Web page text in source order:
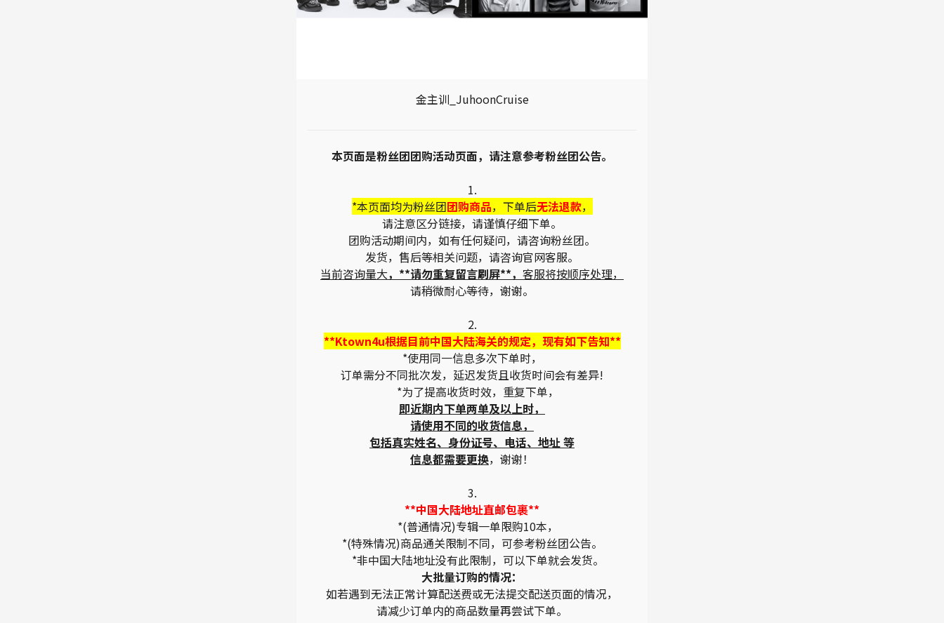
金主训_JuhoonCruise
本页面是粉丝团团购活动页面，请注意参考粉丝团公告。
1.
*本页面均为粉丝团团购商品，下单后无法退款，
请注意区分链接，请谨慎仔细下单。
团购活动期间内，如有任何疑问，请咨询粉丝团。
发货，售后等相关问题，请咨询官网客服。
当前咨询量大，**请勿重复留言刷屏**， 客服将按顺序处理，
请稍微耐心等待，谢谢。
2.
**Ktown4u根据目前中国大陆海关的规定，现有如下告知**
*使用同一信息多次下单时，
订单需分不同批次发，延迟发货且收货时间会有差异!
*为了提高收货时效，重复下单，
即近期内下单两单及以上时，
请使用不同的收货信息，
包括真实姓名、身份证号、电话、地址 等
信息都需要更换，谢谢！
3.
**中国大陆地址直邮包裹**
*(普通情况)专辑一单限购10本，
*(特殊情况)商品通关限制不同，可参考粉丝团公告。
*非中国大陆地址没有此限制，可以下单就会发货。
大批量订购的情况：
如若遇到无法正常计算配送费或无法提交配送页面的情况，
请减少订单内的商品数量再尝试下单。